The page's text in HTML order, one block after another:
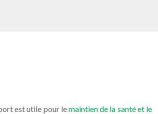
est utile pour lemaintien de la santé et le